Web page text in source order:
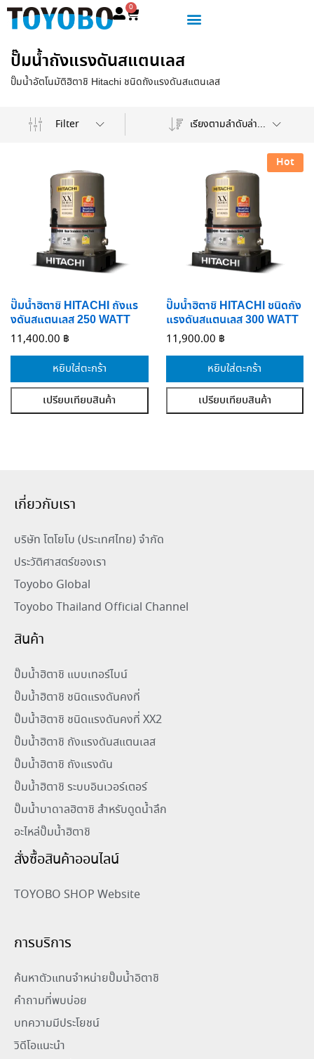
0
ปั๊มน้ำถังแรงดันสแตนเลส
ปั๊มน้ำอัตโนมัติฮิตาชิ Hitachi ชนิดถังแรงดันสแตนเลส
Filter เรียงตามลำดับล่าสุด
ปั๊มน้ำฮิตาชิ HITACHI ถังแร
งดันสแตนเลส 250 WATT
11,400.00 ฿
หยิบใส่ตะกร้า
เปรียบเทียบสินค้า
Hot
ปั๊มน้ำฮิตาชิ HITACHI ชนิดถัง
แรงดันสแตนเลส 300 WATT
11,900.00 ฿
หยิบใส่ตะกร้า
เปรียบเทียบสินค้า
เกี่ยวกับเรา
บริษัท โตโยโบ (ประเทศไทย) จำกัด
ประวัติศาสตร์ของเรา
Toyobo Global
Toyobo Thailand Official Channel
สินค้า
ปั๊มน้ำฮิตาชิ แบบเทอร์ไบน์
ปั๊มน้ำฮิตาชิ ชนิดแรงดันคงที่
ปั๊มน้ำฮิตาชิ ชนิดแรงดันคงที่ XX2
ปั๊มน้ำฮิตาชิ ถังแรงดันสแตนเลส
ปั๊มน้ำฮิตาชิ ถังแรงดัน
ปั๊มน้ำฮิตาชิ ระบบอินเวอร์เตอร์
ปั๊มน้ำบาดาลฮิตาชิ สำหรับดูดน้ำลึก
อะไหล่ปั๊มน้ำฮิตาชิ
สั่งซื้อสินค้าออนไลน์
TOYOBO SHOP Website
การบริการ
ค้นหาตัวแทนจำหน่ายปั๊มน้ำอิตาชิ
คำถามที่พบบ่อย
บทความมีประโยชน์
วิดีโอแนะนำ